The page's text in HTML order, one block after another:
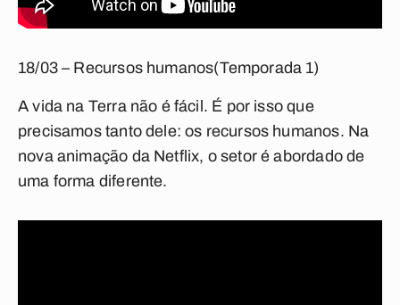
18/03 – Recursos humanos(Temporada 1)
A vida na Terra não é fácil. É por isso que
precisamos tanto dele: os recursos humanos. Na
nova animação da Netflix, o setor é abordado de
uma forma diferente.